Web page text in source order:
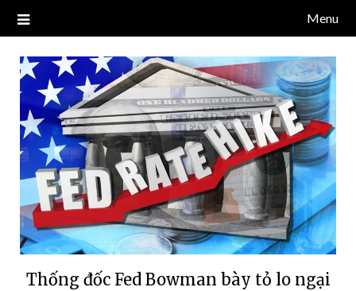
NDT CAPITAL | BLOG TIỀN
ĐIỆN TỬ CRYPTO
Blog về thị trường crypto, tiền điện tử, tiền mã hoá, công nghệ
blockchain.
Menu
Thống đốc Fed Bowman bày tỏ lo ngại